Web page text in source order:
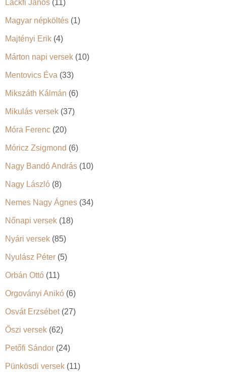
Lackfi János (11)
Magyar népköltés (1)
Majtényi Erik (4)
Márton napi versek (10)
Mentovics Éva (33)
Mikszáth Kálmán (6)
Mikulás versek (37)
Móra Ferenc (20)
Móricz Zsigmond (6)
Nagy Bandó András (10)
Nagy László (8)
Nemes Nagy Ágnes (34)
Nőnapi versek (18)
Nyári versek (85)
Nyulász Péter (5)
Orbán Ottó (11)
Orgoványi Anikó (6)
Osvát Erzsébet(27)
Őszi versek (62)
Petőfi Sándor (24)
Pünkösdi versek (11)